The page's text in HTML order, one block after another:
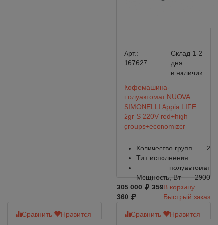
Арт.:
167627
Склад 1-2
дня:
в наличии
Кофемашина-
полуавтомат NUOVA
SIMONELLI Appia LIFE
2gr S 220V red+high
groups+economizer
Количество групп
2
Тип исполнения
полуавтомат
Мощность, Вт
2900
305 000
359
360
В корзину
Быстрый заказ
Сравнить Нравится Сравнить Нравится